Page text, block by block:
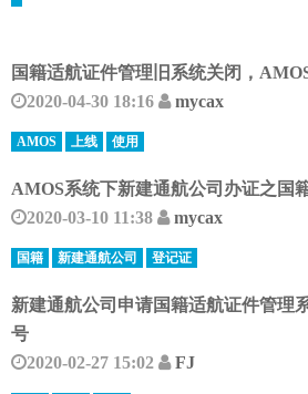
国籍适航证件管理旧系统关闭，
2020-04-30 18:16
mycax
AMOS 上线 使用
AMOS系统下新建通航公司办证之国
2020-03-10 11:38
mycax
国籍 新建通航公司 登记证
新建通航公司申请国籍适航证件管理
号
2020-02-27 15:02
FJ